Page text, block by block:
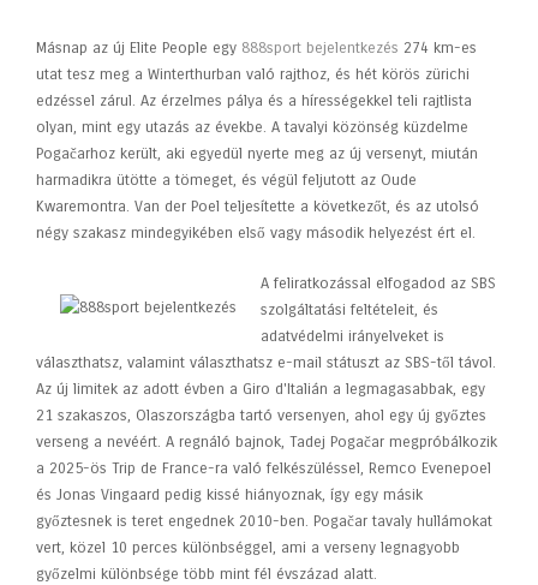
Másnap az új Elite People egy 888sport bejelentkezés 274 km-es
utat tesz meg a Winterthurban való rajthoz, és hét körös zürichi
edzéssel zárul. Az érzelmes pálya és a hírességekkel teli rajtlista
olyan, mint egy utazás az évekbe. A tavalyi közönség küzdelme
Pogačarhoz került, aki egyedül nyerte meg az új versenyt, miután
harmadikra ​​ütötte a tömeget, és végül feljutott az Oude
Kwaremontra. Van der Poel teljesítette a következőt, és az utolsó
négy szakasz mindegyikében első vagy második helyezést ért el.
A feliratkozással elfogadod az SBS
szolgáltatási feltételeit, és
adatvédelmi irányelveket is
választhatsz, valamint választhatsz e-mail státuszt az SBS-től távol.
Az új limitek az adott évben a Giro d'Italián a legmagasabbak, egy
21 szakaszos, Olaszországba tartó versenyen, ahol egy új győztes
verseng a nevéért. A regnáló bajnok, Tadej Pogačar megpróbálkozik
a 2025-ös Trip de France-ra való felkészüléssel, Remco Evenepoel
és Jonas Vingaard pedig kissé hiányoznak, így egy másik
győztesnek is teret engednek 2010-ben. Pogačar tavaly hullámokat
vert, közel 10 perces különbséggel, ami a verseny legnagyobb
győzelmi különbsége több mint fél évszázad alatt.